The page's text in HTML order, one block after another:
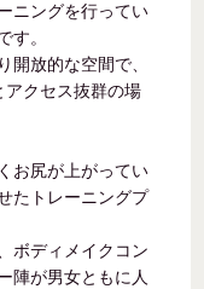
ニングを行ってい
す。
開放的な空間で、
アクセス抜群の場
お尻が上がってい
たトレーニングプ
ボディメイクコン
陣が男女ともに人